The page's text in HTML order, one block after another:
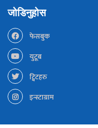
जोडिनुहोस
फेसबुक
युटूब
ट्विटहरु
इन्स्टाग्राम